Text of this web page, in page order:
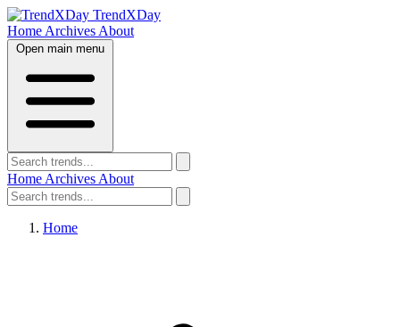
TrendXDay
Home Archives About
Open main menu
Home Archives About
Home